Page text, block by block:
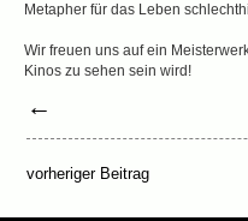
Metapher für das Leben
Wir freuen uns auf ein
Kinos zu sehen sein wird!
←
vorheriger Beitrag